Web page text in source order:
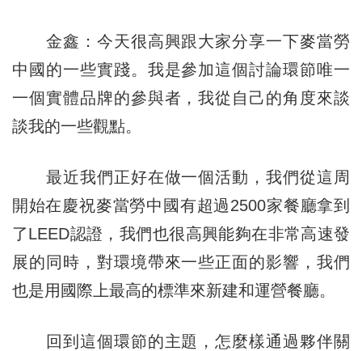
金鑫：今天很高興跟大家分享一下麥當勞
中國的一些實踐。我是參加這個討論環節唯一
一個實體品牌的參與者，我從自己的角度來談
談我的一些觀點。
最近我們正好在做一個活動，我們從這周
開始在慶祝麥當勞中國有超過2500家餐廳拿到
了LEED認證，我們也很高興能夠在非常高速發
展的同時，對環境帶來一些正面的影響，我們
也是用國際上最高的標準來新建和運營餐廳。
回到這個環節的主題，怎麼樣通過夥伴關